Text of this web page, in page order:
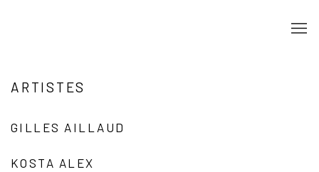
ARTISTES
GILLES AILLAUD
KOSTA ALEX